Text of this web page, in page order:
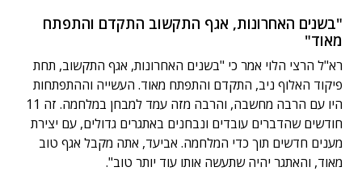
"בשנים האחרונות, אגף התקשוב התקדם והתפתח
מאוד"
רא"ל הרצי הלוי אמר כי "בשנים האחרונות, אגף התקשוב, תחת
פיקוד האלוף ניב, התקדם והתפתח מאוד. העשייה וההתפתחות
היו עם הרבה מחשבה, והרבה מזה עמד למבחן במלחמה. זה 11
חודשים שהדברים עובדים ונבחנים באתגרים גדולים, עם יצירת
מענים חדשים תוך כדי המלחמה. אביעד, אתה מקבל אגף טוב
מאוד, והאתגר יהיה שתעשה אותו עוד יותר טוב".